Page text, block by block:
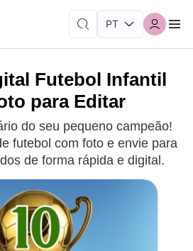
Futebol Infantil
para Editar
do seu pequeno campeão!
futebol com foto e envie para
de forma rápida e digital.